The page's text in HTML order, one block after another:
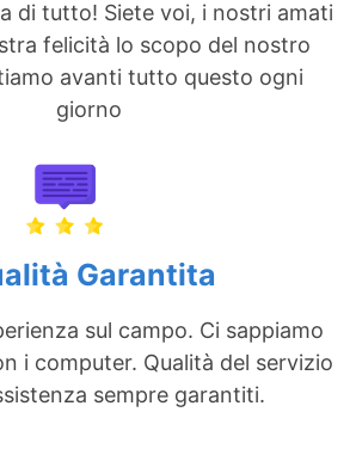
di tutto! Siete voi, i nostri amati
felicità lo scopo del nostro
avanti tutto questo ogni
giorno
Garantita
sul campo. Ci sappiamo
i computer. Qualità del servizio
sempre garantiti.